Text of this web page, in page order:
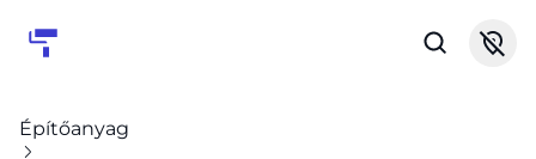
Építőanyag